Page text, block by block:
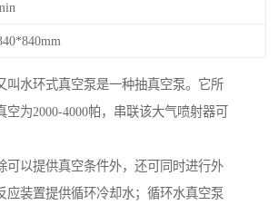
叫水环式真空泵是一种抽真空泵。它所
空为2000-4000帕，串联该大气喷射器可
可以提供真空条件外，还可同时进行外
应装置提供循环冷却水；循环水真空泵